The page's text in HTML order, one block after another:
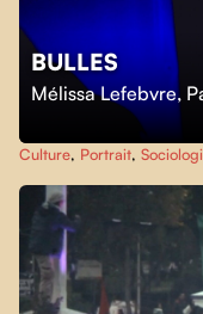
BULLES
Mélissa Lefebvre,
Culture, Portrait,